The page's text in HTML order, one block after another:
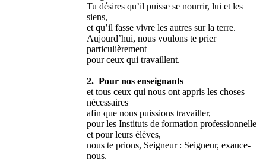
Tu désires qu’il puisse se nourrir, lui et les
siens,
et qu’il fasse vivre les autres sur la terre.
Aujourd’hui, nous voulons te prier
particulièrement
pour ceux qui travaillent.
2. Pour nos enseignants
et tous ceux qui nous ont appris les choses
nécessaires
afin que nous puissions travailler,
pour les Instituts de formation professionnelle
et pour leurs élèves,
nous te prions, Seigneur : Seigneur, exauce-
nous.